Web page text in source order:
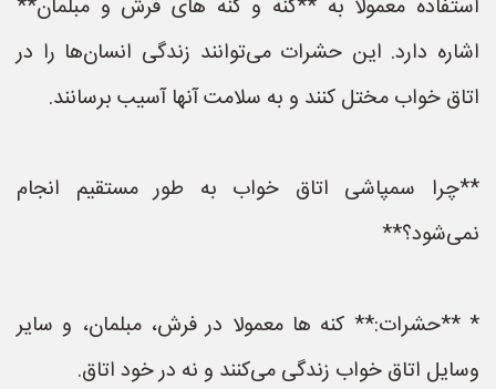
استفاده معمولاً به **کنه و کنه های فرش و مبلمان**
اشاره دارد. این حشرات می‌توانند زندگی انسان‌ها را در
اتاق خواب مختل کنند و به سلامت آنها آسیب برسانند.
**چرا سمپاشی اتاق خواب به طور مستقیم انجام
نمی‌شود؟**
* **حشرات:** کنه ها معمولا در فرش، مبلمان، و سایر
وسایل اتاق خواب زندگی می‌کنند و نه در خود اتاق.